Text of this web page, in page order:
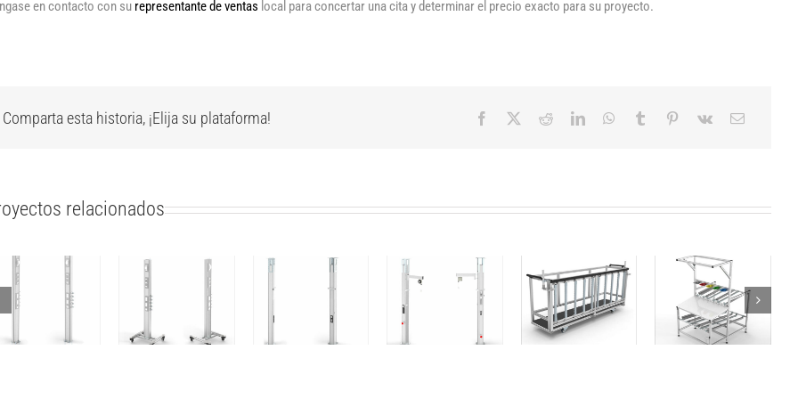
en contacto con su representante de ventas local para concertar una cita y determinar el precio exacto para su proyecto.
Comparta esta historia, ¡Elija su plataforma!
relacionados
Columna
Carro para
paquetes
medianos y
grandes
Mesa de
trabajo de
flujo de
materiales